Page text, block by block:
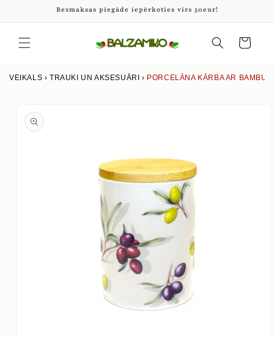
saturu
Bezmaksas piegāde iepērkoties virs 50eur!
grozs
VEIKALS ›TRAUKI UN AKSESUĀRI › PORCELĀNA KĀRBA AR
produkta
informāciju